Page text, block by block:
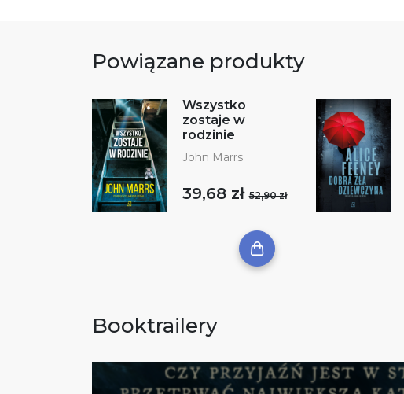
Powiązane produkty
Wszystko
zostaje w
rodzinie
John Marrs
39,68 zł52,90 zł
Booktrailery